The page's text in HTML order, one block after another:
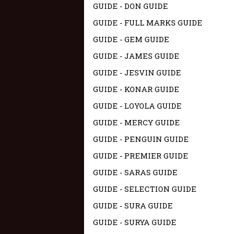
GUIDE - DON GUIDE
GUIDE - FULL MARKS GUIDE
GUIDE - GEM GUIDE
GUIDE - JAMES GUIDE
GUIDE - JESVIN GUIDE
GUIDE - KONAR GUIDE
GUIDE - LOYOLA GUIDE
GUIDE - MERCY GUIDE
GUIDE - PENGUIN GUIDE
GUIDE - PREMIER GUIDE
GUIDE - SARAS GUIDE
GUIDE - SELECTION GUIDE
GUIDE - SURA GUIDE
GUIDE - SURYA GUIDE